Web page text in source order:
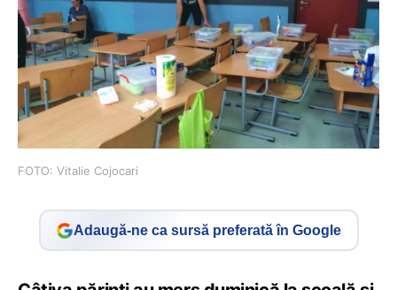
FOTO: Vitalie Cojocari
Adaugă-ne ca sursă preferată în Google